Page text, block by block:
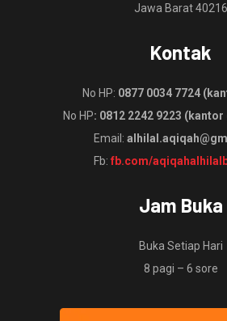
Jawa Barat 40216
Kontak
No HP: 0877 0034 7724
No HP: 0812 2242 9223
Email:
Fb: fb.com/
Jam Buka
Buka Setiap Hari
8 pagi – 6 sore